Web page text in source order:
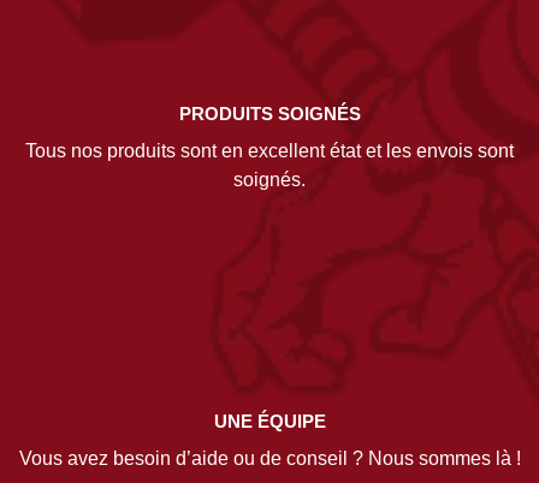
PRODUITS SOIGNÉS
Tous nos produits sont en excellent état et les envois sont
soignés.
UNE ÉQUIPE
Vous avez besoin d’aide ou de conseil ? Nous sommes là !